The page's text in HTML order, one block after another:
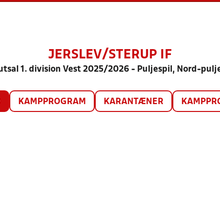
JERSLEV/STERUP IF
1. division Vest 2025/2026 - Puljespil, Nord-
KAMPPROGRAM KARANTÆNER